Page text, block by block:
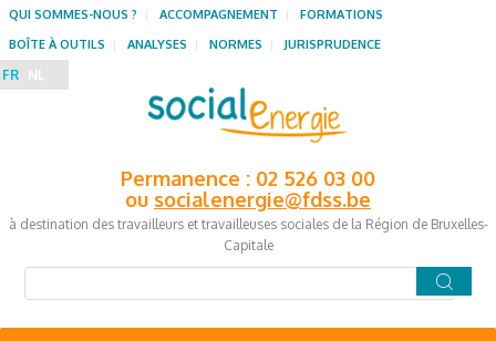
Permanence : 02 526 03 00
ou socialenergie@fdss.be
à destination des travailleurs et travailleuses sociales de la Région de Bruxelles-
Capitale
QUI SOMMES-NOUS ? ACCOMPAGNEMENT
FORMATIONS
BOÎTE À OUTILS
ANALYSES NORMES JURISPRUDENCE
FR NL